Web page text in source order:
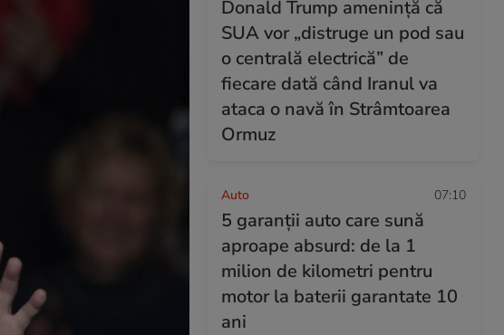
Donald Trump amenință că
SUA vor „distruge un pod sau
o centrală electrică” de
fiecare dată când Iranul va
ataca o navă în Strâmtoarea
Ormuz
Auto 07:10
5 garanții auto care sună
aproape absurd: de la 1
milion de kilometri pentru
motor la baterii garantate 10
ani